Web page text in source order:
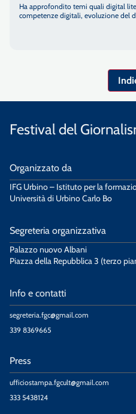
Ha approfondito temi quali digital
competenze digitali, evoluzione del
Festival del
Organizzato da
IFG Urbino – Istituto per la
Università di Urbino Carlo Bo
Segreteria organizzativa
Palazzo nuovo Albani
Piazza della Repubblica 3 (terzo
Info e contatti
segreteria.fgc@gmail.com
339 8369665
Press
ufficiostampa.fgcult@gmail.com
333 5438124